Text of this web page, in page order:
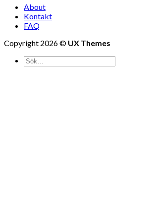
About
Kontakt
FAQ
Copyright 2026 © UX Themes